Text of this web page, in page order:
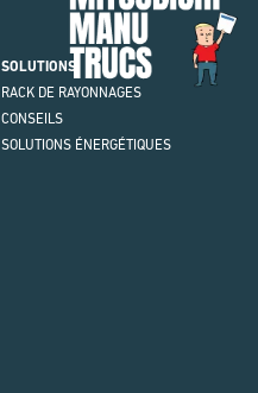
SOLUTIONS
RACK DE RAYONNAGES
CONSEILS
SOLUTIONS ÉNERGÉTIQUES